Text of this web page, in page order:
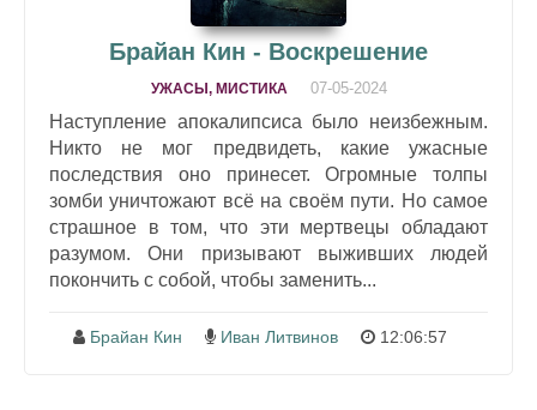
Брайан Кин - Воскрешение
УЖАСЫ, МИСТИКА 07-05-2024
Наступление апокалипсиса было неизбежным.
Никто не мог предвидеть, какие ужасные
последствия оно принесет. Огромные толпы
зомби уничтожают всё на своём пути. Но самое
страшное в том, что эти мертвецы обладают
разумом. Они призывают выживших людей
покончить с собой, чтобы заменить...
Брайан Кин Иван Литвинов 12:06:57